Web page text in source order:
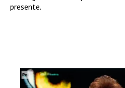
presente.